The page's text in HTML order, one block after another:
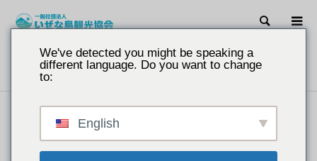
搜尋
通知。
第39屆伊勢那88鐵人三項大賽「住宿地點（民宿／露營
村）」現正接受預訂
第39屆伊勢那88鐵人三項大賽「住宿地點（民宿／露營
村）」現正接受預訂
2026.06.22
We've detected you might be speaking a
different language. Do you want to change
to:
English